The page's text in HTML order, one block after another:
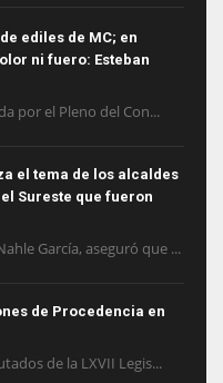
ediles de MC; en
ni fuero: Esteban
por el Pleno del Con...
el tema de los alcaldes
Sureste que fueron
García, aseguró que ...
de Procedencia en
de la LXVII Legis...